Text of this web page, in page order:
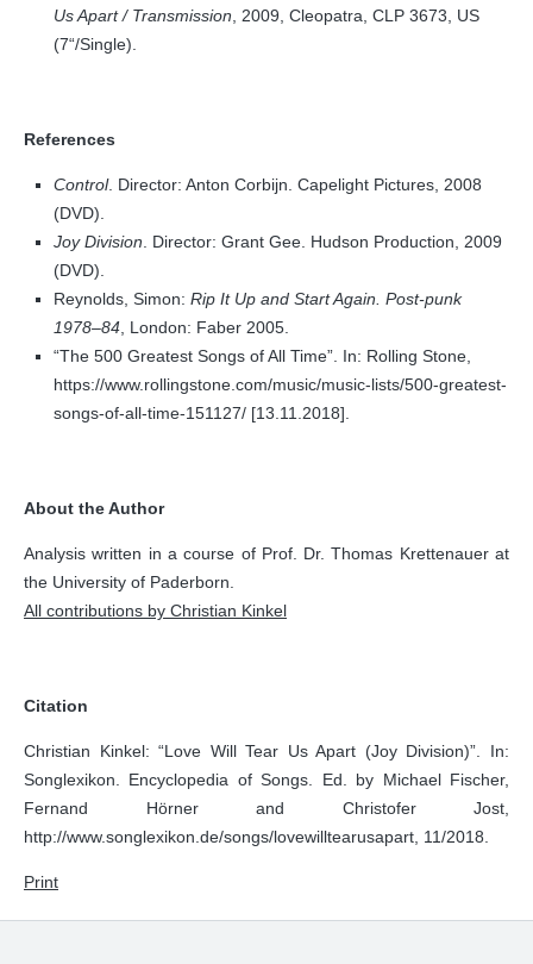
Us Apart / Transmission , 2009, Cleopatra, CLP 3673, US
(7“/Single).
References
Control. Director: Anton Corbijn. Capelight Pictures, 2008
(DVD).
Joy Division . Director: Grant Gee. Hudson Production, 2009
(DVD).
Reynolds, Simon: Rip It Up and Start Again. Post-punk
1978–84 , London: Faber 2005.
“The 500 Greatest Songs of All Time”. In: Rolling Stone,
https://www.rollingstone.com/music/music-lists/500-greatest-
songs-of-all-time-151127/ [13.11.2018].
About the Author
Analysis written in a course of Prof. Dr. Thomas Krettenauer at
the University of Paderborn.
All contributions by Christian Kinkel
Citation
Christian Kinkel: “Love Will Tear Us Apart (Joy Division)”. In:
Songlexikon. Encyclopedia of Songs. Ed. by Michael Fischer,
Fernand Hörner and Christofer Jost,
http://www.songlexikon.de/songs/lovewilltearusapart, 11/2018.
Print